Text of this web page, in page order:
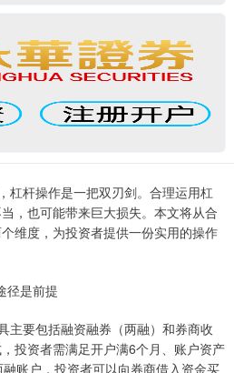
杠杆操作是一把双刃剑。合理运用杠
，也可能带来巨大损失。本文将从合
维度，为投资者提供一份实用的操作
径是前提
主要包括融资融券（两融）和券商收
投资者需满足开户满6个月、账户资产
账户，投资者可以向券商借入资金买